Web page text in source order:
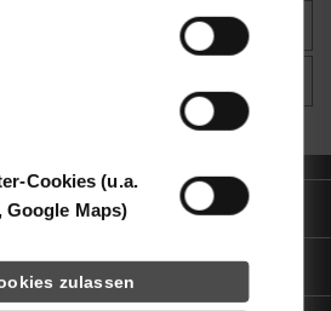
die Sie ihnen bereitgestellt
im Rahmen Ihrer Nutzung
Cookies (u.a.
Google Maps)
zulassen